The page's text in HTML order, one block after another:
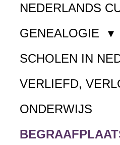
hoofdinhoud
NEDERLANDS
GENEALOGIE
SCHOLEN IN
VERLIEFD,
ONDERWIJS